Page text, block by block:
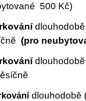
500 Kč)
dlouhodobě
(pro
dlouhodobě